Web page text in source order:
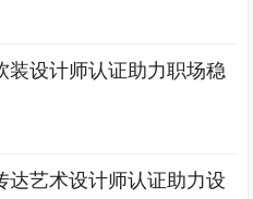
装设计师认证助力职场稳
达艺术设计师认证助力设